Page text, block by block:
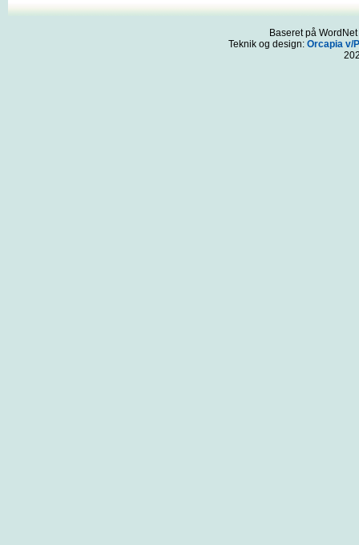
Baseret på
Teknik og design: Orcapia v/